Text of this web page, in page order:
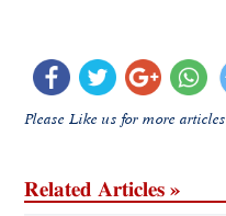
Please Like us for more articles
Related Articles »